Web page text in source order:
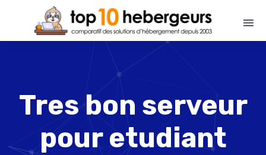
Tres bon serveur
pour etudiant